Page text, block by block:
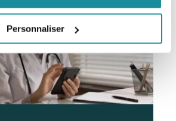
Personnaliser